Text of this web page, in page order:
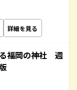
詳細を見る
福岡の神社 週